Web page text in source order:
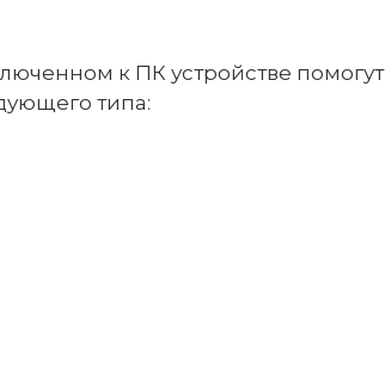
к ПК устройстве помогут
типа: